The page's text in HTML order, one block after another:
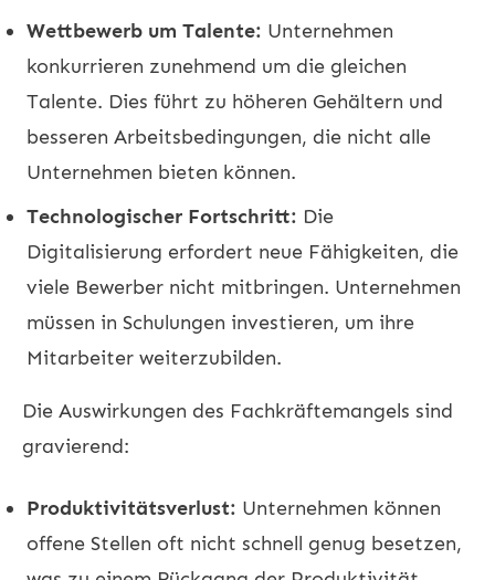
Wettbewerb um Talente: Unternehmen
konkurrieren zunehmend um die gleichen
Talente. Dies führt zu höheren Gehältern und
besseren Arbeitsbedingungen, die nicht alle
Unternehmen bieten können.
Technologischer Fortschritt: Die
Digitalisierung erfordert neue Fähigkeiten, die
viele Bewerber nicht mitbringen. Unternehmen
müssen in Schulungen investieren, um ihre
Mitarbeiter weiterzubilden.
Die Auswirkungen des Fachkräftemangels sind
gravierend:
Produktivitätsverlust: Unternehmen können
offene Stellen oft nicht schnell genug besetzen,